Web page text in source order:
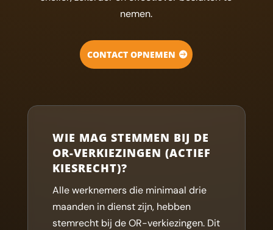
nemen.
CONTACT OPNEMEN
WIE MAG STEMMEN BIJ DE
OR-VERKIEZINGEN (ACTIEF
KIESRECHT)?
Alle werknemers die minimaal drie
maanden in dienst zijn, hebben
stemrecht bij de OR-verkiezingen. Dit